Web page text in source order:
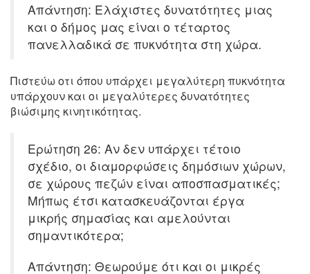
Απάντηση: Ελάχιστες δυνατότητες μιας
και ο δήμος μας είναι ο τέταρτος
πανελλαδικά σε πυκνότητα στη χώρα.
Πιστεύω οτι όπου υπάρχει μεγαλύτερη πυκνότητα
υπάρχουν και οι μεγαλύτερες δυνατότητες
βιώσιμης κινητικότητας.
Ερώτηση 26: Αν δεν υπάρχει τέτοιο
σχέδιο, οι διαμορφώσεις δημόσιων χώρων,
σε χώρους πεζών είναι αποσπασματικές;
Μήπως έτσι κατασκευάζονται έργα
μικρής σημασίας και αμελούνται
σημαντικότερα;
Απάντηση: Θεωρούμε ότι και οι μικρές